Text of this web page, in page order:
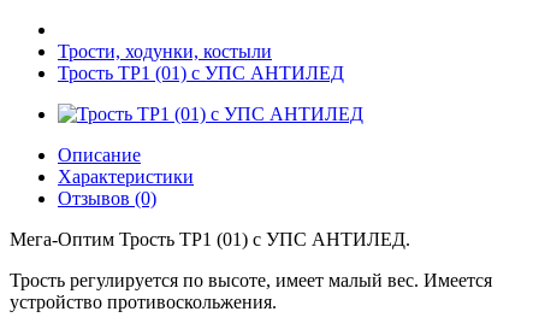
Трости, ходунки, костыли
Трость ТР1 (01) с УПС АНТИЛЕД
Описание
Характеристики
Отзывов (0)
Мега-Оптим Трость ТР1 (01) с УПС АНТИЛЕД.
Трость регулируется по высоте, имеет малый вес. Имеется
устройство противоскольжения.